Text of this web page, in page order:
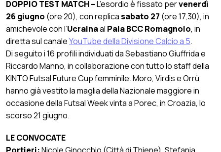
DOPPIO TEST MATCH –L’esordio è fissato pervenerdì
26 giugno (ore 20), con replicasabato 27 (ore 17,30), in
amichevole con l’Ucrainaal Pala BCC Romagnolo, in
diretta sul canaleYouTube della Divisione Calcio a 5.
Di seguito i 16 profili individuati da Sebastiano Giuffrida e
Riccardo Manno, in collaborazione con tutto lo staff della
KINTO Futsal Future Cup femminile. Moro, Virdis e Orrù
hanno già vestito la maglia della Nazionale maggiore in
occasione della Futsal Week vinta a Porec, in Croazia, lo
scorso 21 giugno.
LE CONVOCATE